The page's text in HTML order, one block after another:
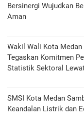
Bersinergi Wujudkan
Aman
Wakil Wali Kota
Tegaskan Komitmen
Statistik Sektoral
SMSI Kota Medan
Keandalan Listrik dan